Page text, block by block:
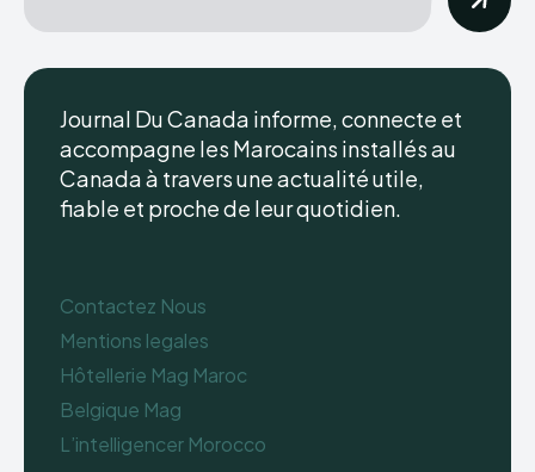
Journal Du Canada informe, connecte et
accompagne les Marocains installés au
Canada à travers une actualité utile,
fiable et proche de leur quotidien.
Contactez Nous
Mentions legales
Hôtellerie Mag Maroc
Belgique Mag
L’intelligencer Morocco